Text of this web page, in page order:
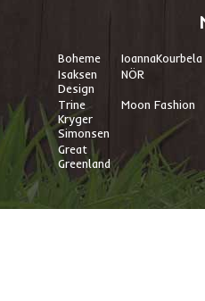
Boheme IoannaKourbela
Isaksen
Design
NÖR
Trine
Kryger
Simonsen
Moon Fashion
Great
Greenland